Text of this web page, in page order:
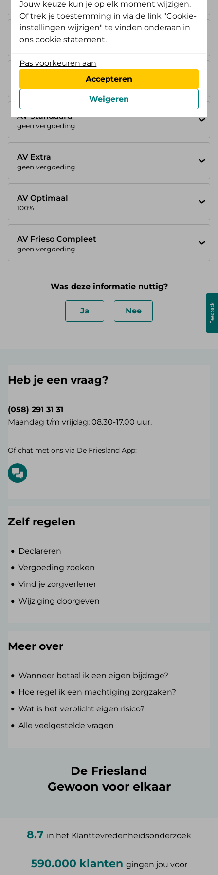
geen vergoeding
AV Instap
geen vergoeding
AV Standaard
geen vergoeding
AV Extra
geen vergoeding
AV Optimaal
100%
AV Frieso Compleet
geen vergoeding
Was deze informatie nuttig?
Ja Nee
Heb je een vraag?
(058) 291 31 31
Maandag t/m vrijdag: 08.30-17.00 uur.
Of chat met ons via De Friesland App:
Zelf regelen
Declareren
Vergoeding zoeken
Vind je zorgverlener
Wijziging doorgeven
Meer over
Wanneer betaal ik een eigen bijdrage?
Hoe regel ik een machtiging zorgzaken?
Wat is het verplicht eigen risico?
Alle veelgestelde vragen
De Friesland
Gewoon voor elkaar
8.7 in het Klanttevredenheidsonderzoek
590.000 klanten gingen jou voor
Jouw keuze kun je op elk moment wijzigen.
Of trek je toestemming in via de link "Cookie-
instellingen wijzigen" te vinden onderaan in
ons cookie statement.
Pas voorkeuren aan
Accepteren
Weigeren